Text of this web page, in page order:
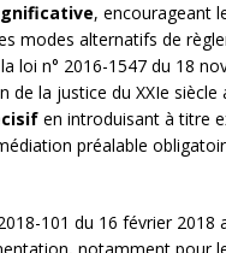
, encourageant
modes alternatifs de
loi n° 2016-1547 du 18
de la justice du XXIe siècle
en introduisant à titre
préalable
101 du 16 février 2018